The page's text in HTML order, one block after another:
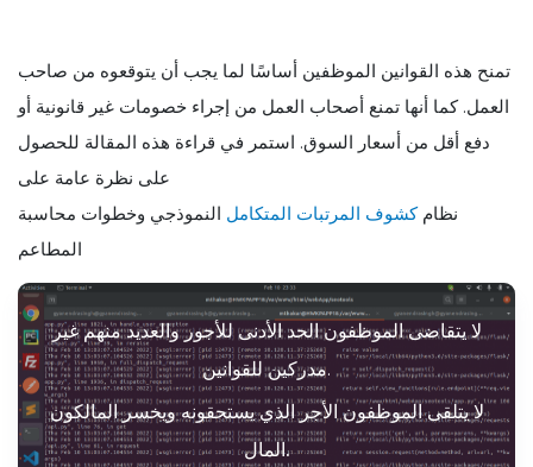
تمنح هذه القوانين الموظفين أساسًا لما يجب أن يتوقعوه من صاحب
العمل. كما أنها تمنع أصحاب العمل من إجراء خصومات غير قانونية أو
دفع أقل من أسعار السوق. استمر في قراءة هذه المقالة للحصول
على نظرة عامة على
نظامكشوف المرتبات المتكامل النموذجي وخطوات محاسبة
المطاعم
لا يتقاضى الموظفون الحد الأدنى للأجور والعديد منهم غير
مدركين للقوانين.
لا يتلقى الموظفون الأجر الذي يستحقونه ويخسر المالكون
المال.